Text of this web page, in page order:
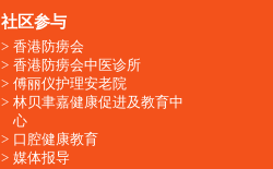
社区参与
香港防痨会
香港防痨会中医诊所
傅丽仪护理安老院
林贝聿嘉健康促进及教育中
心
口腔健康教育
媒体报导